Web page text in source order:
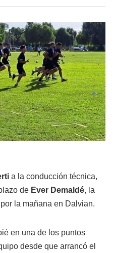
a la conducción técnica,
de Ever Demaldé, la
la mañana en Dalvian.
en una de los puntos
desde que arrancó el